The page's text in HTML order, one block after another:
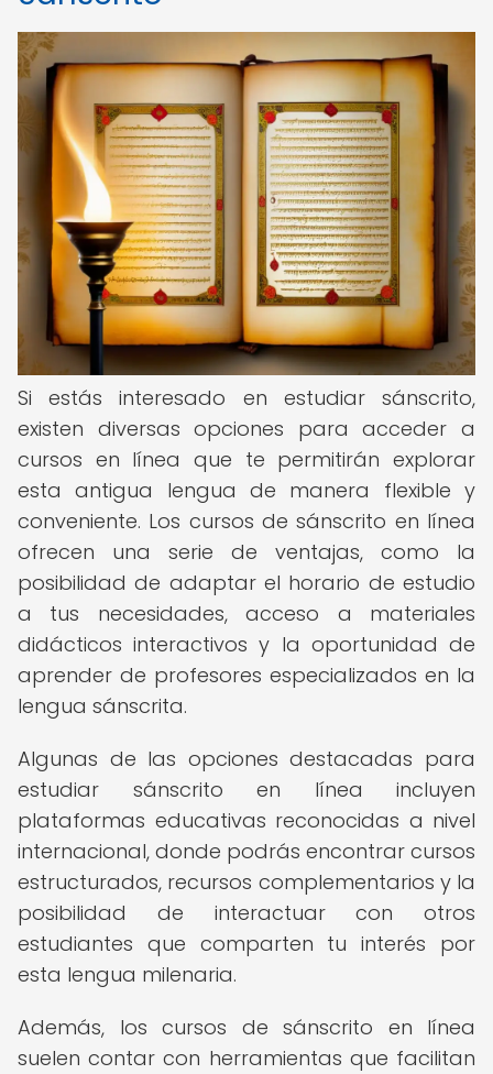
Si estás interesado en estudiar sánscrito,
existen diversas opciones para acceder a
cursos en línea que te permitirán explorar
esta antigua lengua de manera flexible y
conveniente. Los cursos de sánscrito en línea
ofrecen una serie de ventajas, como la
posibilidad de adaptar el horario de estudio
a tus necesidades, acceso a materiales
didácticos interactivos y la oportunidad de
aprender de profesores especializados en la
lengua sánscrita.
Algunas de las opciones destacadas para
estudiar sánscrito en línea incluyen
plataformas educativas reconocidas a nivel
internacional, donde podrás encontrar cursos
estructurados, recursos complementarios y la
posibilidad de interactuar con otros
estudiantes que comparten tu interés por
esta lengua milenaria.
Además, los cursos de sánscrito en línea
suelen contar con herramientas que facilitan